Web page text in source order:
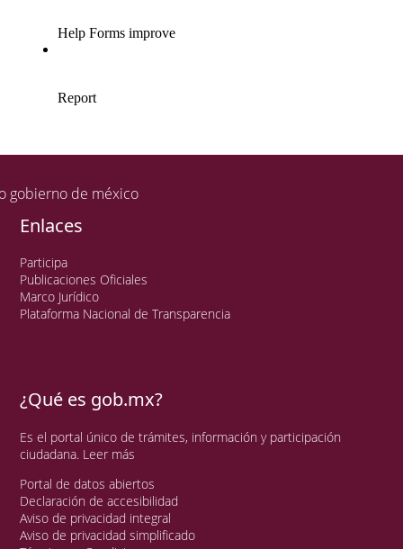
Enlaces
Participa
Publicaciones Oficiales
Marco Jurídico
Plataforma Nacional de Transparencia
¿Qué es gob.mx?
Es el portal único de trámites, información y participación
ciudadana. Leer más
Portal de datos abiertos
Declaración de accesibilidad
Aviso de privacidad integral
Aviso de privacidad simplificado